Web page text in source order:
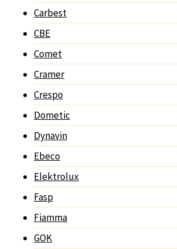
Carbest
CBE
Comet
Cramer
Crespo
Dometic
Dynavin
Ebeco
Elektrolux
Fasp
Fiamma
GOK